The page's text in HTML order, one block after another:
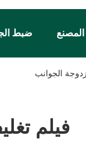
ضبط